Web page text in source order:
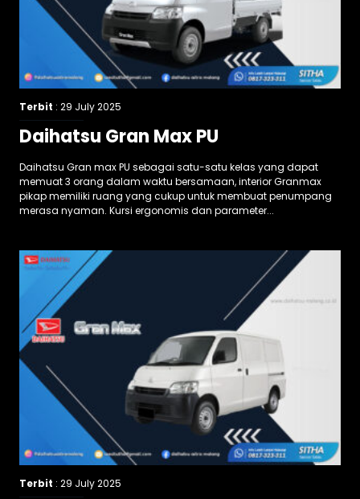
Terbit : 29 July 2025
Daihatsu Gran Max PU
Daihatsu Gran max PU sebagai satu-satu kelas yang dapat
memuat 3 orang dalam waktu bersamaan, interior Granmax
pikap memiliki ruang yang cukup untuk membuat penumpang
merasa nyaman. Kursi ergonomis dan parameter...
Terbit : 29 July 2025